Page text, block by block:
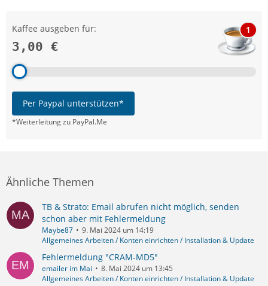
Kaffee ausgeben für:
3,00 €
1
Per Paypal unterstützen*
*Weiterleitung zu PayPal.Me
Ähnliche Themen
TB & Strato: Email abrufen nicht möglich, senden
schon aber mit Fehlermeldung
Maybe87
9. Mai 2024 um 14:19
Allgemeines Arbeiten / Konten einrichten / Installation & Update
Fehlermeldung "CRAM-MD5"
emailer im Mai
8. Mai 2024 um 13:45
Allgemeines Arbeiten / Konten einrichten / Installation & Update